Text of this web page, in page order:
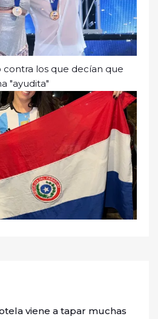
contra los que decían que
"ayudita"
viene a tapar muchas